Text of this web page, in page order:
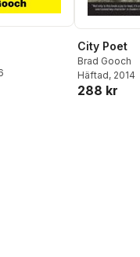
City Poet
Brad Gooch
Häftad, 2014
288 kr